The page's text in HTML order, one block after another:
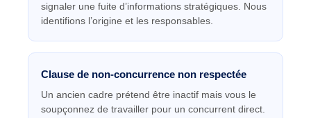
signaler une fuite d’informations stratégiques. Nous
identifions l’origine et les responsables.
Clause de non-concurrence non respectée
Un ancien cadre prétend être inactif mais vous le
soupçonnez de travailler pour un concurrent direct.